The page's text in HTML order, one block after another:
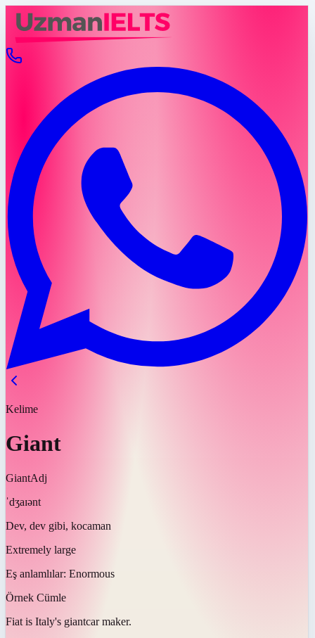
Kelime
Giant
GiantAdj
ˈdʒaɪənt
Dev, dev gibi, kocaman
Extremely large
Eş anlamlılar: Enormous
Örnek Cümle
Fiat is Italy's giantcar maker.